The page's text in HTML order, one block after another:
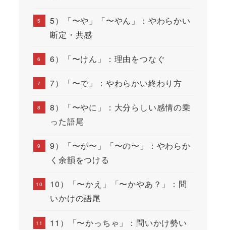
5）「〜や」「〜やん」：やわらかい
断定・共感
6）「〜けん」：理由をつなぐ
7）「〜で」：やわらかい終わり方
8）「〜やに」：大分らしい感情の乗
った語尾
9）「〜が〜」「〜の〜」：やわらか
く余韻をつける
10）「〜かえ」「〜かやあ？」：問
いかけの語尾
11）「〜かっちゃ」：問いかけ勢い